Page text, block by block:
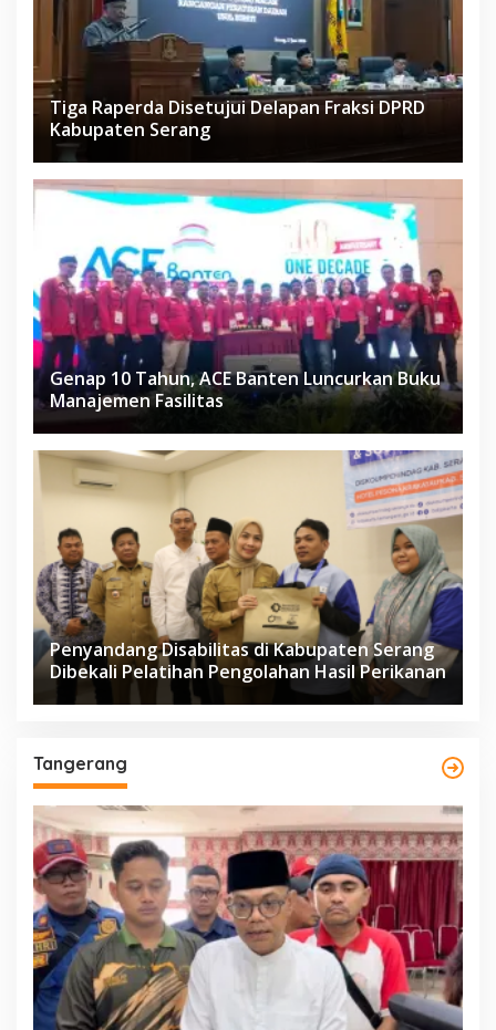
Tiga Raperda Disetujui Delapan Fraksi DPRD
Kabupaten Serang
Genap 10 Tahun, ACE Banten Luncurkan Buku
Manajemen Fasilitas
Penyandang Disabilitas di Kabupaten Serang
Dibekali Pelatihan Pengolahan Hasil Perikanan
Tangerang